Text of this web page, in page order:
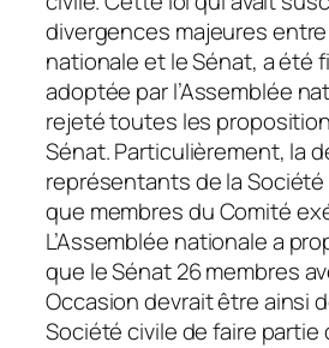
divergences majeures entre
nationale et le Sénat, a été
adoptée par l’Assemblée
rejeté toutes les
Sénat. Particulièrement, la
représentants de la
que membres du Comité
L’Assemblée nationale a
que le Sénat 26 membres
Occasion devrait être ainsi
Société civile de faire partie